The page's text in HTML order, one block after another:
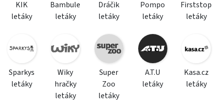
KIK
letáky
Bambule
letáky
Dráčik
letáky
Pompo
letáky
Firststop
letáky
Sparkys
letáky
Wiky
hračky
letáky
Super
Zoo
letáky
A.T.U
letáky
Kasa.cz
letáky